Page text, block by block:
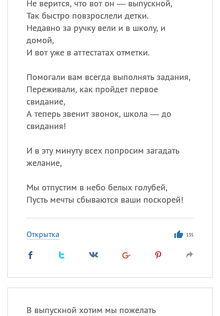
Не верится, что вот он — выпускной,
Так быстро повзрослели детки.
Недавно за ручку вели и в школу, и
домой,
И вот уже в аттестатах отметки.
Помогали вам всегда выполнять задания,
Переживали, как пройдет первое
свидание,
А теперь звенит звонок, школа — до
свидания!
И в эту минуту всех попросим загадать
желание,
Мы отпустим в небо белых голубей,
Пусть мечты сбываются ваши поскорей!
Открытка 135
В выпускной хотим мы пожелать